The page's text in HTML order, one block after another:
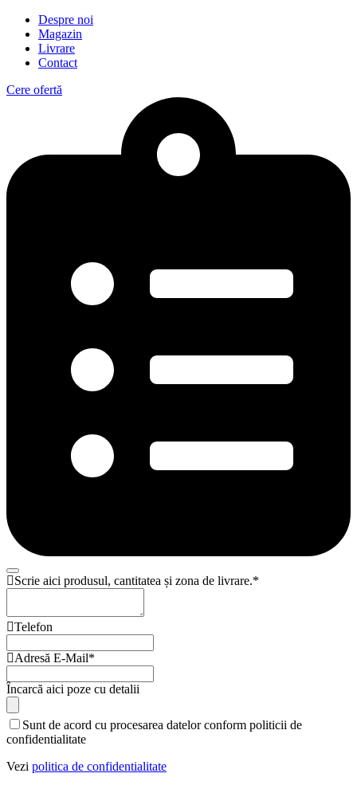
Despre noi
Magazin
Livrare
Contact
Cere ofertă
Scrie aici produsul, cantitatea și zona de livrare.*
Telefon
Adresă E-Mail*
Încarcă aici poze cu detalii
Sunt de acord cu procesarea datelor conform politicii de
confidentialitate
Vezi politica de confidentialitate